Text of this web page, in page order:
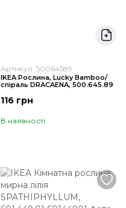
Артикул: 50064589
IKEA Рослина, Lucky Bamboo/
спіраль DRACAENA, 500.645.89
116 грн
В наявності